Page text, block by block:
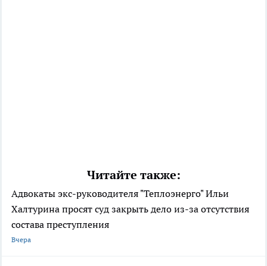
Читайте также:
Адвокаты экс-руководителя "Теплоэнерго" Ильи
Халтурина просят суд закрыть дело из-за отсутствия
состава преступления
Вчера